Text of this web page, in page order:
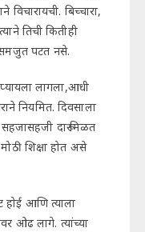
बिच्चारा,
तिची कितीही
समजुत पटत नसे.
लागला,आधी
नियमित. दिवसाला
दारू मिळत
शिक्षा होत असे
आणि त्याला
ओढ लागे. त्यांच्या